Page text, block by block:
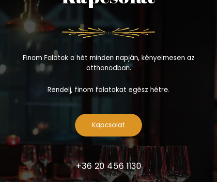
Finom Falatok a hét minden napján, kényelmesen az
otthonodban.
Rendelj, finom falatokat egész hétre.
Kapcsolat
+36 20 456 1130